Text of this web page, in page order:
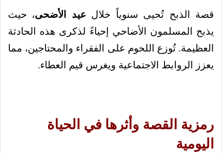
قصة الذبح تُحيى سنوياً خلال عيد الأضحى، حيث
يذبح المسلمون الأضاحي إحياءً لذكرى هذه الحادثة
العظيمة. تُوزع اللحوم على الفقراء والمحتاجين، مما
يعزز الروابط الاجتماعية ويغرس قيم العطاء.
رمزية القصة وأثرها في الحياة
اليومية